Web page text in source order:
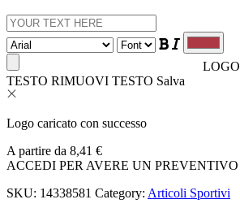
LOGO
TESTO RIMUOVI TESTO Salva
Logo caricato con successo
A partire da 8,41 €
ACCEDI PER AVERE UN PREVENTIVO
SKU: 14338581 Category: Articoli Sportivi